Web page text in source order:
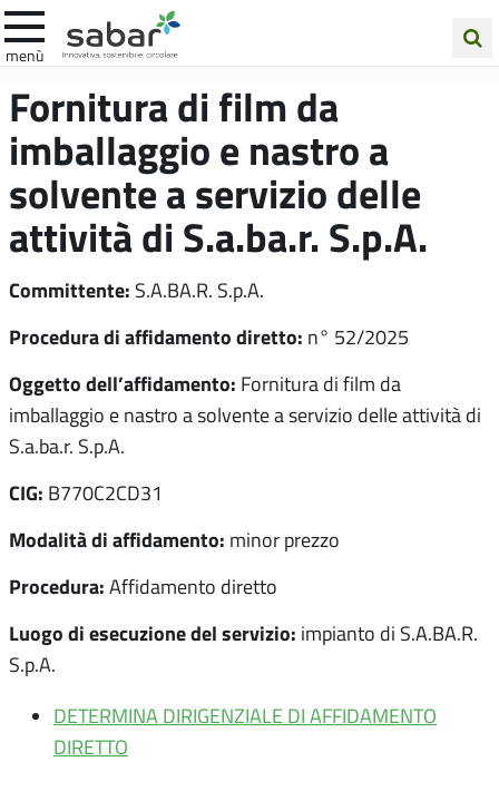
menù
nel
sito
Fornitura di film da
imballaggio e nastro a
solvente a servizio delle
attività di S.a.ba.r. S.p.A.
Committente: S.A.BA.R. S.p.A.
Procedura di affidamento diretto: n° 52/2025
Oggetto dell’affidamento: Fornitura di film da
imballaggio e nastro a solvente a servizio delle attività di
S.a.ba.r. S.p.A.
CIG: B770C2CD31
Modalità di affidamento: minor prezzo
Procedura: Affidamento diretto
Luogo di esecuzione del servizio: impianto di S.A.BA.R.
S.p.A.
DETERMINA DIRIGENZIALE DI AFFIDAMENTO
DIRETTO